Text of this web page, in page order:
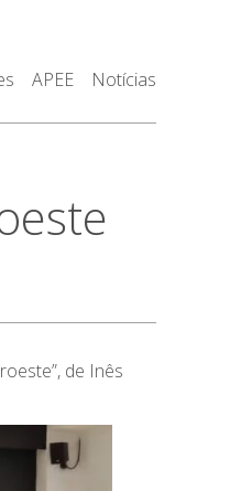
APEE Notícias
de Inês